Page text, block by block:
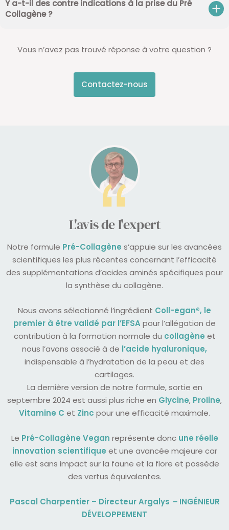
Y a-t-il des contre indications à la prise du Pré
Collagène ?
Vous n’avez pas trouvé réponse à votre question ?
Contactez-nous
L'avis de l'expert
Notre formule Pré-Collagène s’appuie sur les avancées
scientifiques les plus récentes concernant l’efficacité
des supplémentations d’acides aminés spécifiques pour
la synthèse du collagène.
Nous avons sélectionné l’ingrédient Coll-egan®, le
premier à être validé par l’EFSApour l’allégation de
contribution à la formation normale du collagène et
nous l’avons associé à de l’acide hyaluronique,
indispensable à l’hydratation de la peau et des
cartilages.
La dernière version de notre formule, sortie en
septembre 2024 est aussi plus riche en Glycine, Proline,
Vitamine C et Zinc pour une efficacité maximale.
Le Pré-Collagène Vegan représente donc une réelle
innovation scientifique et une avancée majeure car
elle est sans impact sur la faune et la flore et possède
des vertus équivalentes.
Pascal Charpentier – Directeur Argalys – INGÉNIEUR
DÉVELOPPEMENT